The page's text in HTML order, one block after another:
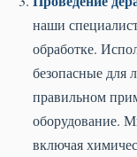
наши
обработке.
безопасные
правильном
оборудование.
включая